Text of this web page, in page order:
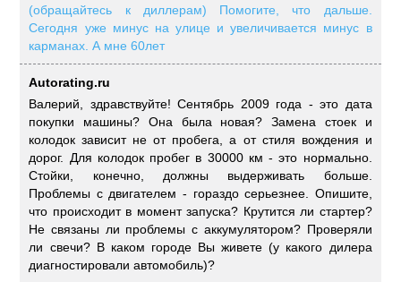
(обращайтесь к диллерам) Помогите, что дальше.
Сегодня уже минус на улице и увеличивается минус в
карманах. А мне 60лет
Autorating.ru
Валерий, здравствуйте! Сентябрь 2009 года - это дата
покупки машины? Она была новая? Замена стоек и
колодок зависит не от пробега, а от стиля вождения и
дорог. Для колодок пробег в 30000 км - это нормально.
Стойки, конечно, должны выдерживать больше.
Проблемы с двигателем - гораздо серьезнее. Опишите,
что происходит в момент запуска? Крутится ли стартер?
Не связаны ли проблемы с аккумулятором? Проверяли
ли свечи? В каком городе Вы живете (у какого дилера
диагностировали автомобиль)?